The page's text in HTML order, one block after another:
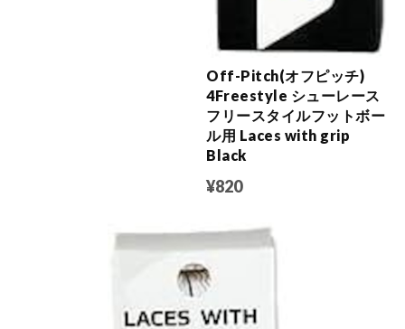
Off-Pitch(オフピッチ)
4Freestyle シューレース
フリースタイルフットボー
ル用 Laces with grip
Black
¥820